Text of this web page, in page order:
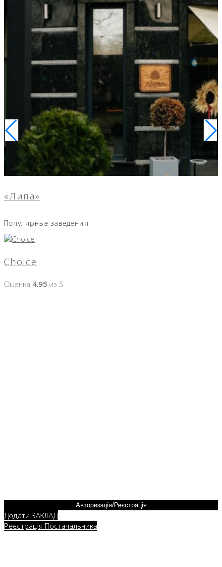
«Липа»
Популярные заведения
Choice
Оценка 4.95 из 5
Авторизація/Реєстрація
Додати ЗАКЛАД
Реєстрація Постачальника